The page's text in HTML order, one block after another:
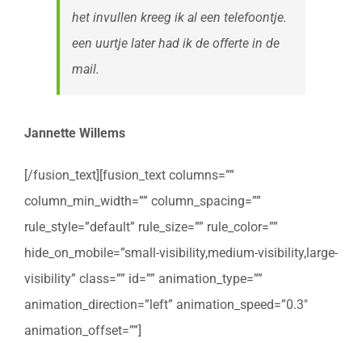
het invullen kreeg ik al een telefoontje.
een uurtje later had ik de offerte in de
mail.
Jannette Willems
[/fusion_text][fusion_text columns=””
column_min_width=”” column_spacing=””
rule_style=”default” rule_size=”” rule_color=””
hide_on_mobile=”small-visibility,medium-visibility,large-
visibility” class=”” id=”” animation_type=””
animation_direction=”left” animation_speed=”0.3″
animation_offset=””]